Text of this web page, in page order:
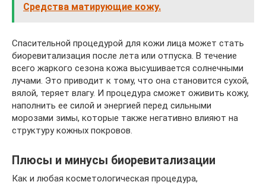
Средства матирующие кожу.
Спасительной процедурой для кожи лица может стать
биоревитализация после лета или отпуска. В течение
всего жаркого сезона кожа высушивается солнечными
лучами. Это приводит к тому, что она становится сухой,
вялой, теряет влагу. И процедура сможет оживить кожу,
наполнить ее силой и энергией перед сильными
морозами зимы, которые также негативно влияют на
структуру кожных покровов.
Плюсы и минусы биоревитализации
Как и любая косметологическая процедура,